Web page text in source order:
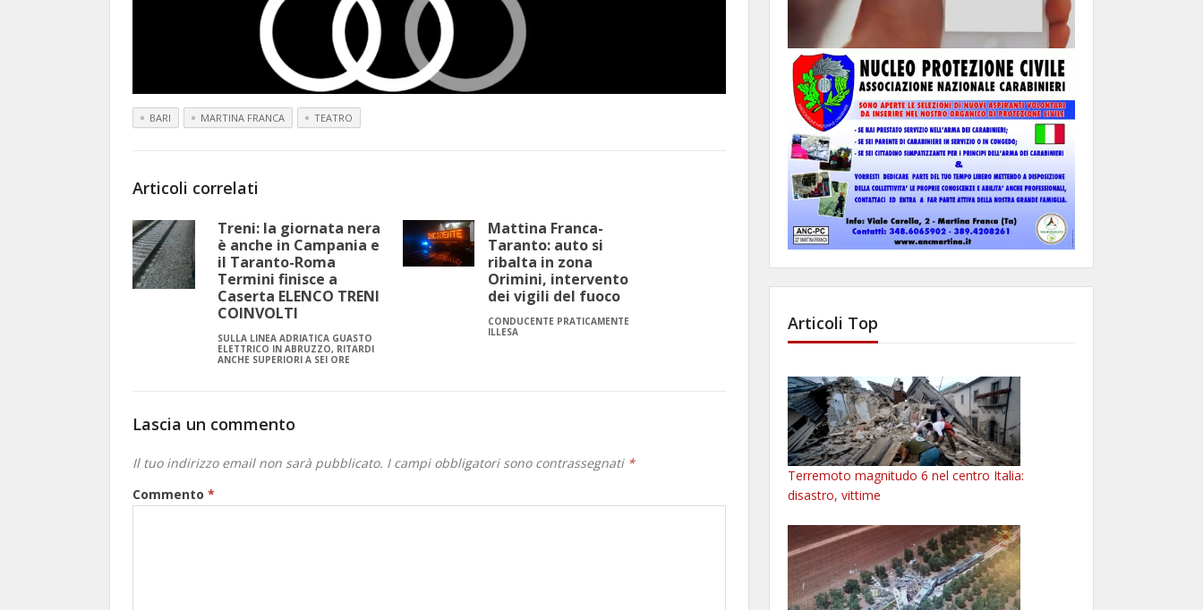
BARI MARTINA FRANCA TEATRO
Articoli correlati
Treni: la giornata nera
è anche in Campania e
il Taranto-Roma
Termini finisce a
Caserta ELENCO TRENI
COINVOLTI
SULLA LINEA ADRIATICA GUASTO
ELETTRICO IN ABRUZZO, RITARDI
ANCHE SUPERIORI A SEI ORE
Mattina Franca-
Taranto: auto si
ribalta in zona
Orimini, intervento
dei vigili del fuoco
CONDUCENTE PRATICAMENTE
ILLESA
Lascia un commento
Il tuo indirizzo email non sarà pubblicato. I campi obbligatori sono contrassegnati *
Commento *
Articoli Top
Terremoto magnitudo 6 nel centro Italia:
disastro, vittime